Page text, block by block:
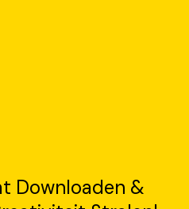
Downloaden &